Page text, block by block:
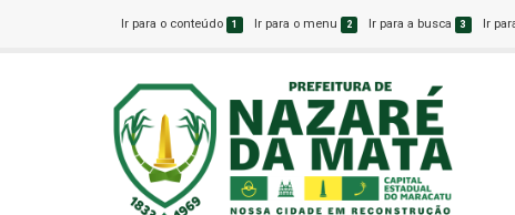
Ir para o conteúdo 1 Ir para o menu 2 Ir para a busca 3 Ir